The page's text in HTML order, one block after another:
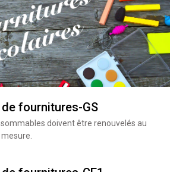
fournitures-GS
doivent être renouvelés au